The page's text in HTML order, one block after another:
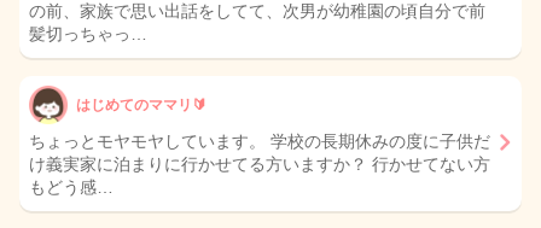
の前、家族で思い出話をしてて、次男が幼稚園の頃自分で前
髪切っちゃっ…
はじめてのママリ🔰
ちょっとモヤモヤしています。 学校の長期休みの度に子供だ
け義実家に泊まりに行かせてる方いますか？ 行かせてない方
もどう感…